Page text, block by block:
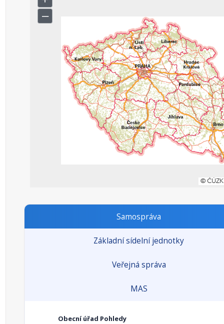
Samospráva
Základní sídelní jednotky
Veřejná správa
MAS
Obecní úřad Pohledy